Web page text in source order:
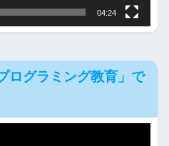
04:24
ログラミング教育」で